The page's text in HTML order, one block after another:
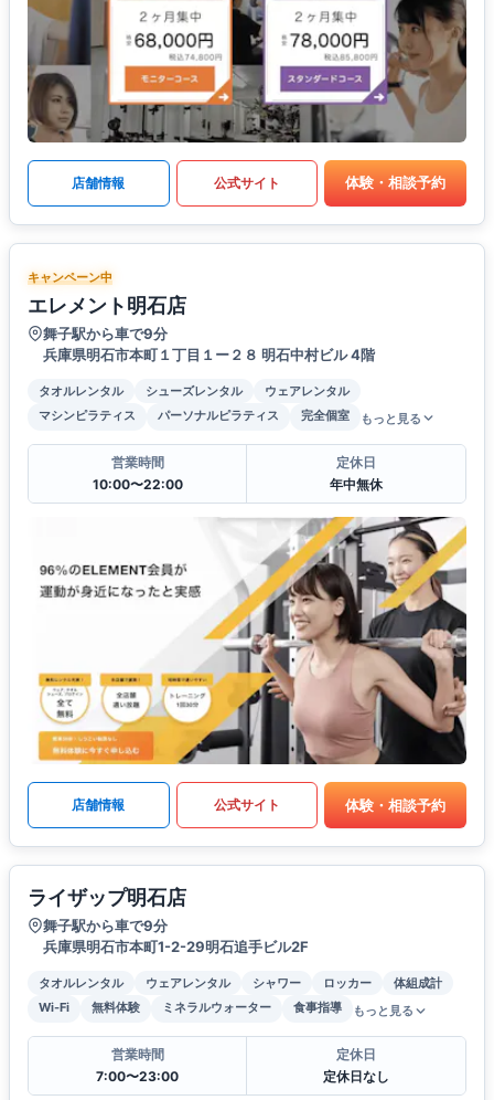
店舗情報 公式サイト 体験・相談予約
キャンペーン中
エレメント明石店
舞子駅から車で9分
兵庫県明石市本町１丁目１ー２８ 明石中村ビル 4階
タオルレンタル シューズレンタル
ウェアレンタル
マシンピラティス
パーソナルピラティス 完全個室 もっと見る
営業時間
10:00〜22:00
定休日
年中無休
店舗情報 公式サイト 体験・相談予約
ライザップ明石店
舞子駅から車で9分
兵庫県明石市本町1-2-29明石追手ビル2F
タオルレンタル ウェアレンタル シャワー ロッカー
体組成計
Wi-Fi
無料体験 ミネラルウォーター 食事指導 もっと見る
営業時間
7:00〜23:00
定休日
定休日なし